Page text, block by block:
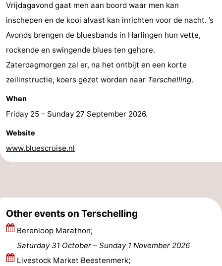
Beach
See
&
do
-
Museums
-
Monuments
-
Observation
Attractions
Trips
Farms
-
Mini
Wellness
Vrijdagavond gaat men aan boord waar men kan
inschepen en de kooi alvast kan inrichten voor de nacht. ’s
Avonds brengen de bluesbands in Harlingen hun vette,
rockende en swingende blues ten gehore.
Zaterdagmorgen zal er, na het ontbijt en een korte
zeilinstructie, koers gezet worden naar Terschelling.
When
Friday 25 – Sunday 27 September 2026.
Website
www.bluescruise.nl
Other events on Terschelling
Berenloop Marathon;
Saturday 31 October –
Sunday 1 November 2026
Livestock Market Beestenmerk;